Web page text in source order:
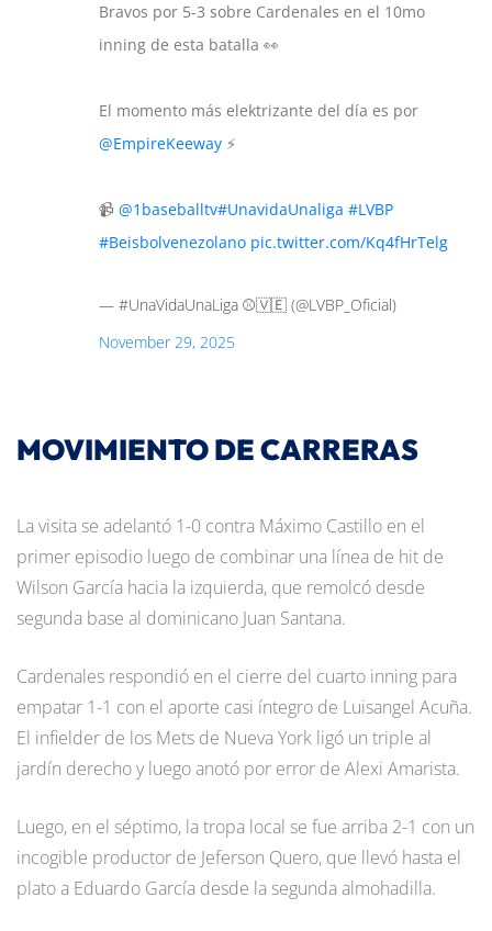
Bravos por 5-3 sobre Cardenales en el 10mo
inning de esta batalla 👀
El momento más elektrizante del día es por
@EmpireKeeway ⚡
📹 @1baseballtv#UnavidaUnaliga #LVBP
#Beisbolvenezolano pic.twitter.com/Kq4fHrTelg
— #UnaVidaUnaLiga ⚾️🇻🇪 (@LVBP_Oficial)
November 29, 2025
MOVIMIENTO DE CARRERAS
La visita se adelantó 1-0 contra Máximo Castillo en el
primer episodio luego de combinar una línea de hit de
Wilson García hacia la izquierda, que remolcó desde
segunda base al dominicano Juan Santana.
Cardenales respondió en el cierre del cuarto inning para
empatar 1-1 con el aporte casi íntegro de Luisangel Acuña.
El infielder de los Mets de Nueva York ligó un triple al
jardín derecho y luego anotó por error de Alexi Amarista.
Luego, en el séptimo, la tropa local se fue arriba 2-1 con un
incogible productor de Jeferson Quero, que llevó hasta el
plato a Eduardo García desde la segunda almohadilla.